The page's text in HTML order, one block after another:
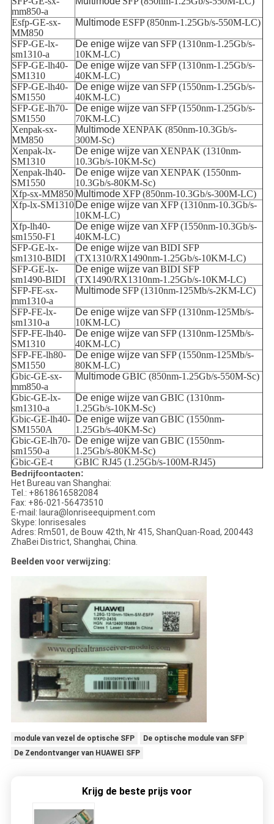
mm850-a
Esfp-GE-sx-
MM850
MultimodeESFP (850nm-1.25Gb/s-550M-LC)
SFP-GE-lx-
sm1310-a
De enigewijze van SFP (1310nm-1.25Gb/s-
10KM-LC)
SFP-GE-lh40-
SM1310
De enigewijze van SFP (1310nm-1.25Gb/s-
40KM-LC)
SFP-GE-lh40-
SM1550
De enigewijze van SFP (1550nm-1.25Gb/s-
40KM-LC)
SFP-GE-lh70-
SM1550
De enigewijze van SFP (1550nm-1.25Gb/s-
70KM-LC)
Xenpak-sx-
MM850
MultimodeXENPAK (850nm-10.3Gb/s-
300M-Sc)
Xenpak-lx-
SM1310
De enigewijze van XENPAK (1310nm-
10.3Gb/s-10KM-Sc)
Xenpak-lh40-
SM1550
De enigewijze van XENPAK (1550nm-
10.3Gb/s-80KM-Sc)
Xfp-sx-MM850 MultimodeXFP (850nm-10.3Gb/s-300M-LC)
Xfp-lx-SM1310 De enigewijze van XFP (1310nm-10.3Gb/s-
10KM-LC)
Xfp-lh40-
sm1550-F1
De enigewijze van XFP (1550nm-10.3Gb/s-
40KM-LC)
SFP-GE-lx-
sm1310-BIDI
De enige wijzevan BIDI SFP
(TX1310/RX1490nm-1.25Gb/s-10KM-LC)
SFP-GE-lx-
sm1490-BIDI
De enige wijzevan BIDI SFP
(TX1490/RX1310nm-1.25Gb/s-10KM-LC)
SFP-FE-sx-
mm1310-a
Multimode SFP (1310nm-125Mb/s-2KM-LC)
SFP-FE-lx-
sm1310-a
De enigewijze van SFP (1310nm-125Mb/s-
10KM-LC)
SFP-FE-lh40-
SM1310
De enigewijze van SFP (1310nm-125Mb/s-
40KM-LC)
SFP-FE-lh80-
SM1550
De enigewijze van SFP (1550nm-125Mb/s-
80KM-LC)
Gbic-GE-sx-
mm850-a
MultimodeGBIC (850nm-1.25Gb/s-550M-Sc)
Gbic-GE-lx-
sm1310-a
De enigewijze van GBIC (1310nm-
1.25Gb/s-10KM-Sc)
Gbic-GE-lh40-
SM1550A
De enigewijze van GBIC (1550nm-
1.25Gb/s-40KM-Sc)
Gbic-GE-lh70-
sm1550-a
De enigewijze van GBIC (1550nm-
1.25Gb/s-80KM-Sc)
Gbic-GE-t
GBIC RJ45 (1.25Gb/s-100M-RJ45)
Bedrijfcontacten:
Het Bureau van Shanghai:
Tel.: +8618616582084
Fax: +86-021-56473510
E-mail: laura@lonriseequipment.com
Skype: lonrisesales
Adres: Rm501, de Bouw 42th, Nr 415, ShanQuan-Road, 200443
ZhaBei District, Shanghai, China.
Beelden voor verwijzing:
module van vezel de optische SFP
De optische module van SFP
De Zendontvanger van HUAWEI SFP
Krijg de beste prijs voor